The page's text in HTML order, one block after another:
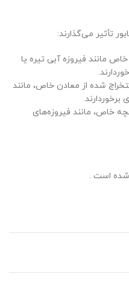
تأثیر می‌گذارند:
مانند فیروزه آبی تیره یا
شده از معادن خاص، مانند
خاص، مانند فیروزه‌های
شده است .